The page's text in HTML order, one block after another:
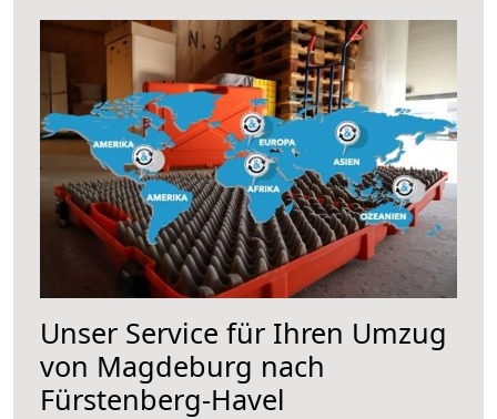
Unser Service für Ihren Umzug
von Magdeburg nach
Fürstenberg-Havel